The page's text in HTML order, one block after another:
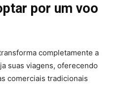
por um voo
completamente a
suas viagens, oferecendo
comerciais tradicionais